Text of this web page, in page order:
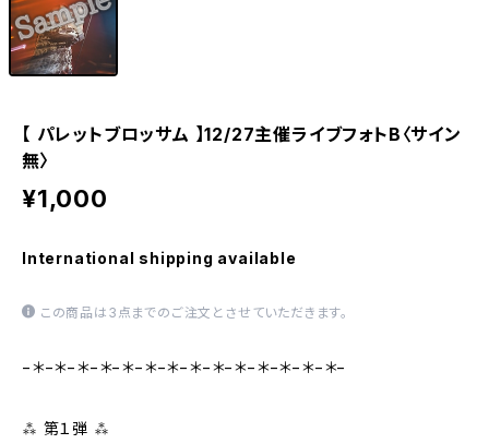
【 パレットブロッサム 】12/27主催ライブフォトB〈サイン
無〉
¥1,000
International shipping available
この商品は3点までのご注文とさせていただきます。
−＊−＊−＊−＊−＊−＊−＊−＊−＊−＊−＊−＊−＊−＊−
⁂ 第１弾 ⁂